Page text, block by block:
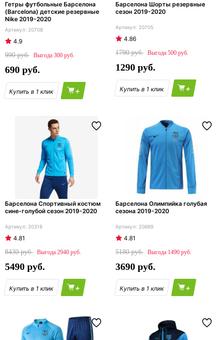
Гетры футбольные Барселона
(Barcelona) детские резервные
Nike 2019-2020
20708
4.9
990
300
690
+
Барселона Шорты резервные
сезон 2019-2020
20705
4.86
1790
500
1290
+
Барселона Спортивный костюм
сине-голубой сезон 2019-2020
20318
4.81
8430
2940
5490
+
Барселона Олимпийка голубая
сезона 2019-2020
20669
4.81
5180
1490
3690
+